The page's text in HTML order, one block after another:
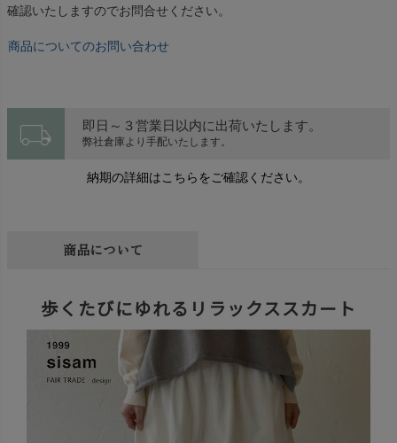
確認いたしますのでお問合せください。
商品についてのお問い合わせ
local_shipping 即日～３営業日以内に出荷いたします。
弊社倉庫より手配いたします。
納期の詳細はこちらをご確認ください。
商品について
歩くたびにゆれるリラックススカート